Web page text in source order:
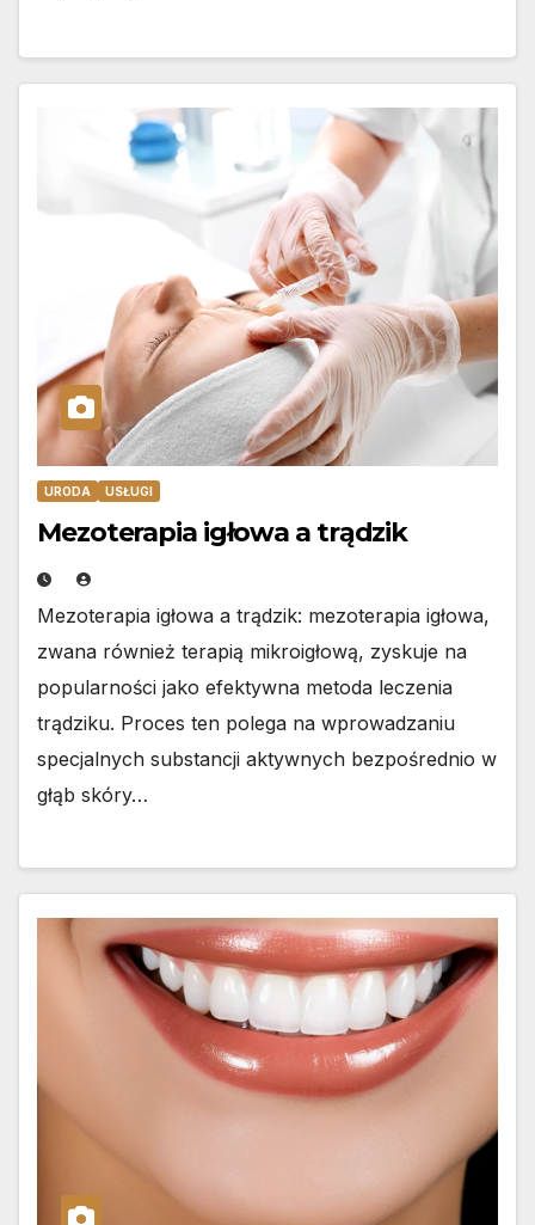
URODA USŁUGI
Mezoterapia igłowa a trądzik
Mezoterapia igłowa a trądzik: mezoterapia igłowa,
zwana również terapią mikroigłową, zyskuje na
popularności jako efektywna metoda leczenia
trądziku. Proces ten polega na wprowadzaniu
specjalnych substancji aktywnych bezpośrednio w
głąb skóry…